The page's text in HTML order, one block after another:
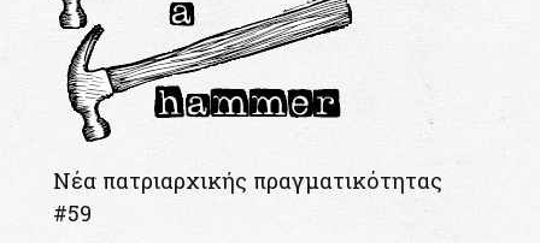
Νέα πατριαρχικής πραγματικότητας
#59